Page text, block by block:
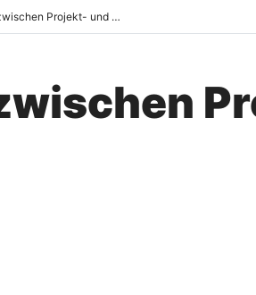
Der Unterschied zwischen Projekt- und Produktteam